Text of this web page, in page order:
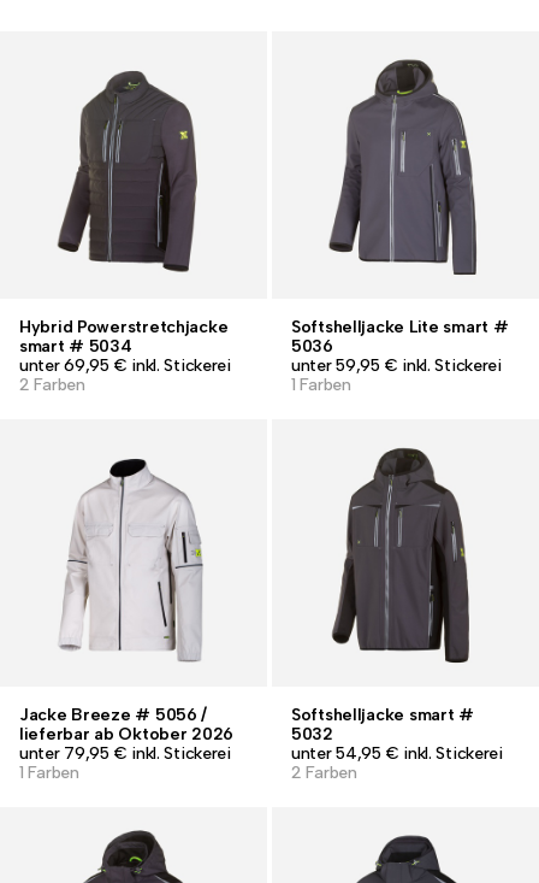
Hybrid Powerstretchjacke
smart # 5034
unter 69,95 € inkl. Stickerei
2 Farben
Softshelljacke Lite smart #
5036
unter 59,95 € inkl. Stickerei
1 Farben
Jacke Breeze # 5056 /
lieferbar ab Oktober 2026
unter 79,95 € inkl. Stickerei
1 Farben
Softshelljacke smart #
5032
unter 54,95 € inkl. Stickerei
2 Farben